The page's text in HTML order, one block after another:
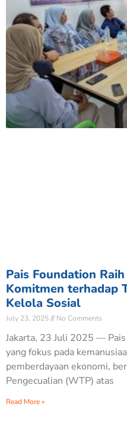
Pais Foundation
Komitmen terhadap
Kelola Sosial
July 23, 2025 No Comments
Jakarta, 23 Juli 2025 —
yang fokus pada
pemberdayaan ekonomi,
Pengecualian (WTP) atas
Read More »